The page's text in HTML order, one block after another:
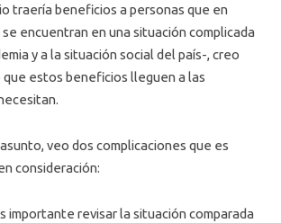
traería beneficios a personas que en
encuentran en una situación complicada
y a la situación social del país-, creo
que estos beneficios lleguen a las
veo dos complicaciones que es
consideración:
importante revisar la situación comparada